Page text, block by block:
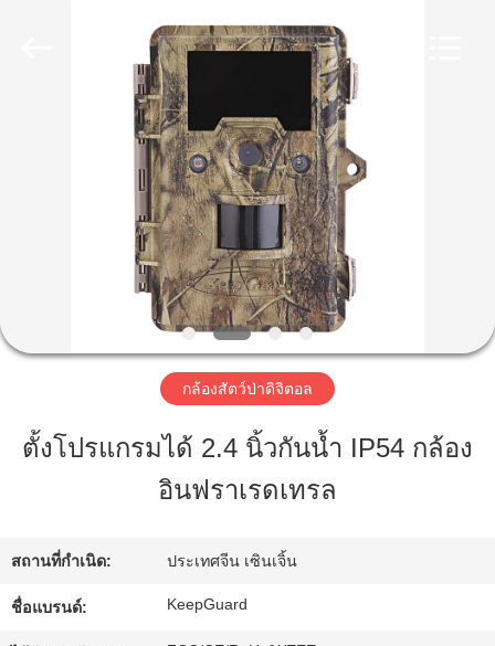
กับ
ทัวร์
โรงงาน
กล้องสัตว์ป่าดิจิตอล
ตั้งโปรแกรมได้ 2.4 นิ้วกันน้ำ IP54 กล้อง
อินฟราเรดเทรล
สถานที่กำเนิด: ประเทศจีน เซินเจิ้น
ชื่อแบรนด์: KeepGuard